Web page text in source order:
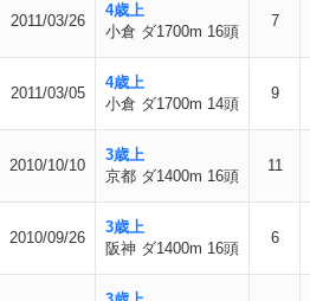
2011/03/26
4歳上
小倉 ダ1700m 16頭
7
2011/03/05
4歳上
小倉 ダ1700m 14頭
9
2010/10/10
3歳上
京都 ダ1400m 16頭
11
2010/09/26
3歳上
阪神 ダ1400m 16頭
6